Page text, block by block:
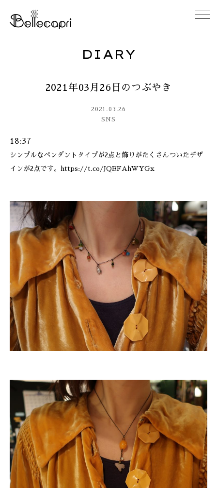
ABOUT
ACCESS
DIARY
ONLINE SHOP
DIARY
2021年03月26日のつぶやき
2021.03.26
SNS
18:37
シンプルなペンダントタイプが2点と飾りがたくさんついたデザ
インが2点です。https://t.co/JQEFAhWYGx